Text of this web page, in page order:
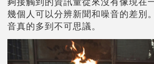
幾個人可以分辨新聞和噪音的差別
音真的多到不可思議。